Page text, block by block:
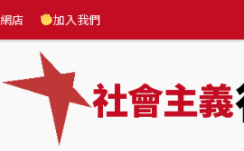
網店 加入我們
社會主義